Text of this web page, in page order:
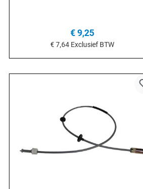
€ 9,25
€ 7,64 Exclusief BTW